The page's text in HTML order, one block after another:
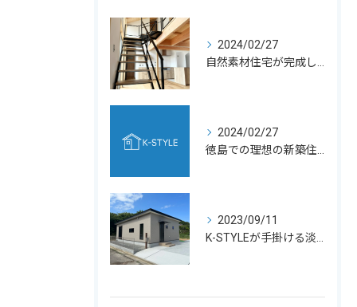
2024/02/27
2024/02/27
2023/09/11